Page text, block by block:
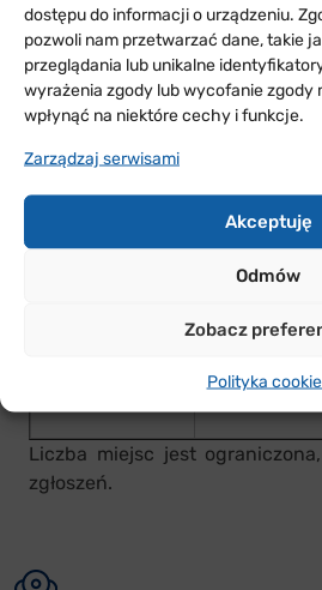
dostępu do informacji o urządzeniu.
pozwoli nam przetwarzać dane, takie
przeglądania lub unikalne
wyrażenia zgody lub wycofanie zgody
wpłynąć na niektóre cechy i funkcje.
Zarządzaj serwisami
Akceptuję
Odmów
Zobacz
Polityka
KRAKÓW
12
9 LISTOPADA
Liczba miejsc jest
zgłoszeń.